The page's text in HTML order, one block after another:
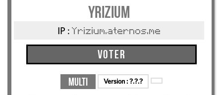
Yrizium
IP : Yrizium.aternos.me
Voter
Multi Version :?.?.?